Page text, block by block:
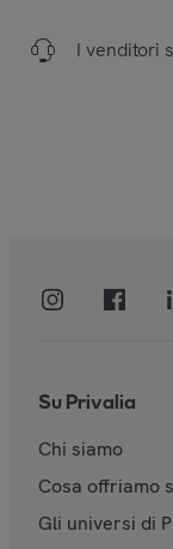
I venditori
Su Privalia
Chi siamo
Cosa offriamo
Gli universi di